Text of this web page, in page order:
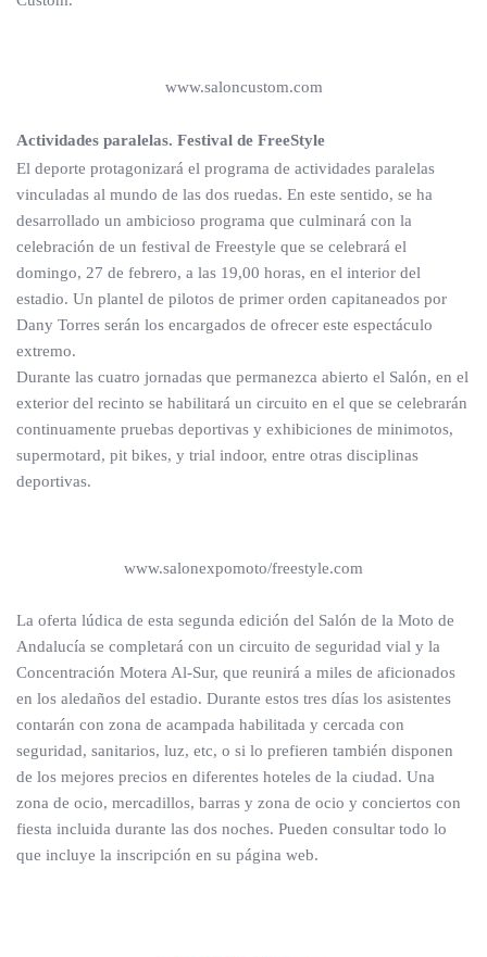
www.saloncustom.com
Actividades paralelas. Festival de FreeStyle
El deporte protagonizará el programa de actividades paralelas
vinculadas al mundo de las dos ruedas. En este sentido, se ha
desarrollado un ambicioso programa que culminará con la
celebración de un festival de Freestyle que se celebrará el
domingo, 27 de febrero, a las 19,00 horas, en el interior del
estadio. Un plantel de pilotos de primer orden capitaneados por
Dany Torres serán los encargados de ofrecer este espectáculo
extremo.
Durante las cuatro jornadas que permanezca abierto el Salón, en el
exterior del recinto se habilitará un circuito en el que se celebrarán
continuamente pruebas deportivas y exhibiciones de minimotos,
supermotard, pit bikes, y trial indoor, entre otras disciplinas
deportivas.
www.salonexpomoto/freestyle.com
La oferta lúdica de esta segunda edición del Salón de la Moto de
Andalucía se completará con un circuito de seguridad vial y la
Concentración Motera Al-Sur, que reunirá a miles de aficionados
en los aledaños del estadio. Durante estos tres días los asistentes
contarán con zona de acampada habilitada y cercada con
seguridad, sanitarios, luz, etc, o si lo prefieren también disponen
de los mejores precios en diferentes hoteles de la ciudad. Una
zona de ocio, mercadillos, barras y zona de ocio y conciertos con
fiesta incluida durante las dos noches. Pueden consultar todo lo
que incluye la inscripción en su página web.